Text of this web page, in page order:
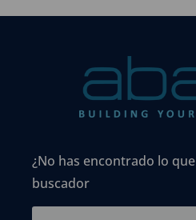
¿No has encontrado lo
buscador